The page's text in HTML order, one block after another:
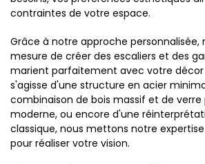
contraintes de votre espace.
Grâce à notre approche personnalisée,
mesure de créer des escaliers et des
marient parfaitement avec votre décor
s'agisse d'une structure en acier
combinaison de bois massif et de verre
moderne, ou encore d'une
classique, nous mettons notre
pour réaliser votre vision.